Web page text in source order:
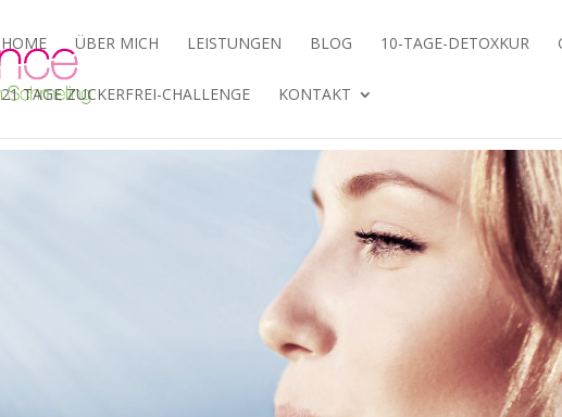
HOME ÜBER MICH LEISTUNGEN BLOG 10-TAGE-DETOXKUR
21 TAGE ZUCKERFREI-CHALLENGE KONTAKT